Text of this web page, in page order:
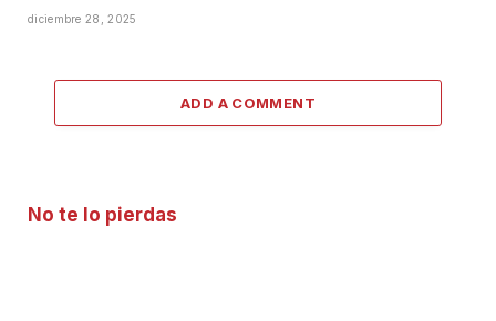
diciembre 28, 2025
ADD A COMMENT
No te lo pierdas